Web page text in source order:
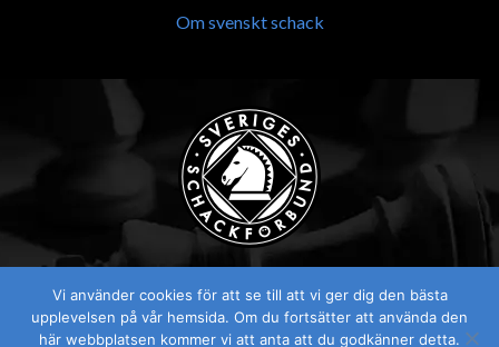
Om svenskt schack
Vi använder cookies för att se till att vi ger dig den bästa
upplevelsen på vår hemsida. Om du fortsätter att använda den
här webbplatsen kommer vi att anta att du godkänner detta.